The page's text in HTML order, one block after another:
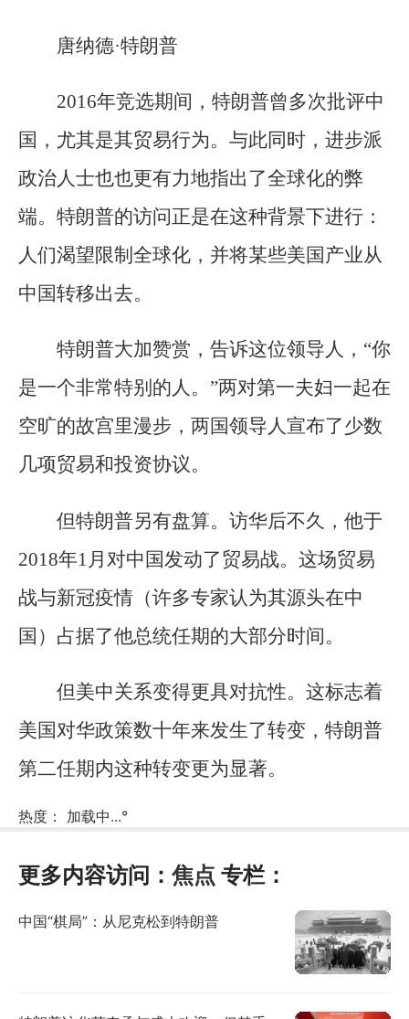
唐纳德·特朗普
2016年竞选期间，特朗普曾多次批评中
国，尤其是其贸易行为。与此同时，进步派
政治人士也也更有力地指出了全球化的弊
端。特朗普的访问正是在这种背景下进行：
人们渴望限制全球化，并将某些美国产业从
中国转移出去。
特朗普大加赞赏，告诉这位领导人，“你
是一个非常特别的人。”两对第一夫妇一起在
空旷的故宫里漫步，两国领导人宣布了少数
几项贸易和投资协议。
但特朗普另有盘算。访华后不久，他于
2018年1月对中国发动了贸易战。这场贸易
战与新冠疫情（许多专家认为其源头在中
国）占据了他总统任期的大部分时间。
但美中关系变得更具对抗性。这标志着
美国对华政策数十年来发生了转变，特朗普
第二任期内这种转变更为显著。
热度： 加载中...°
更多内容访问： 焦点 专栏：
中国“棋局”：从尼克松到特朗普